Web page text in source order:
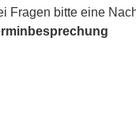
Fragen bitte eine